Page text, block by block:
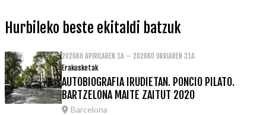
Hurbileko beste ekitaldi batzuk
2026KO APIRILAREN 1A – 2026KO URRIAREN 31A
Erakusketak
AUTOBIOGRAFIA IRUDIETAN. PONCIO PILATO.
BARTZELONA MAITE ZAITUT 2020
Barcelona